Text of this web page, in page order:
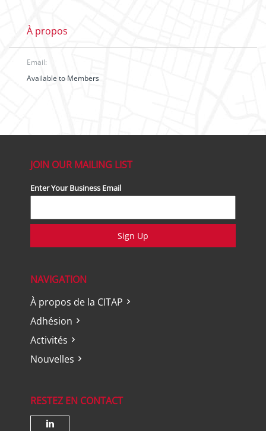
À propos
Email:
Available to Members
JOIN OUR MAILING LIST
Enter Your Business Email
Sign Up
NAVIGATION
À propos de la CITAP
Adhésion
Activités
Nouvelles
RESTEZ EN CONTACT